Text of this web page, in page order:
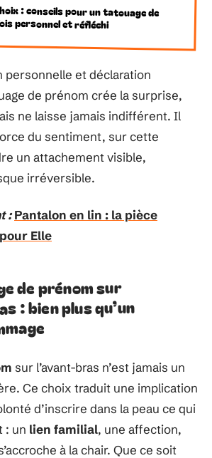
: conseils pour un tatouage de
personnel et réfléchi
personnelle et déclaration
de prénom crée la surprise,
ne laisse jamais indifférent. Il
du sentiment, sur cette
un attachement visible,
irréversible.
: Pantalon en lin : la pièce
Elle
de prénom sur
: bien plus qu’un
sur l’avant-bras n’est jamais un
Ce choix traduit une implication
d’inscrire dans la peau ce qui
: un lien familial, une affection,
à la chair. Que ce soit